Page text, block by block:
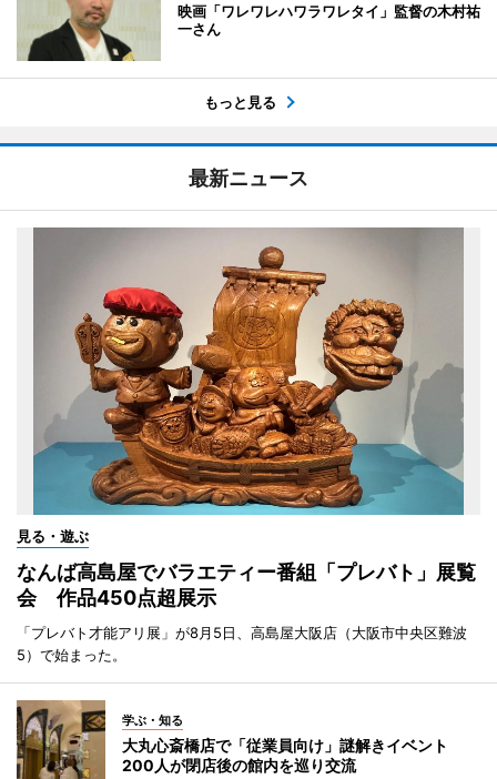
映画「ワレワレハワラワレタイ」監督の木村祐
一さん
もっと見る
最新ニュース
見る・遊ぶ
なんば高島屋でバラエティー番組「プレバト」展覧
会 作品450点超展示
「プレバト才能アリ展」が8月5日、高島屋大阪店（大阪市中央区難波
5）で始まった。
学ぶ・知る
大丸心斎橋店で「従業員向け」謎解きイベント
200人が閉店後の館内を巡り交流